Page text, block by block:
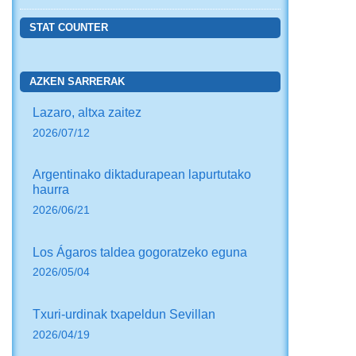
STAT COUNTER
AZKEN SARRERAK
Lazaro, altxa zaitez
2026/07/12
Argentinako diktadurapean lapurtutako
haurra
2026/06/21
Los Ágaros taldea gogoratzeko eguna
2026/05/04
Txuri-urdinak txapeldun Sevillan
2026/04/19